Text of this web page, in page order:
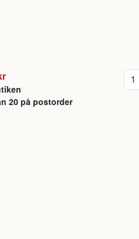
20 på postorder
Antal